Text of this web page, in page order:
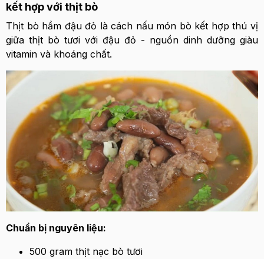
kết hợp với thịt bò
Thịt bò hầm đậu đỏ là cách nấu món bò kết hợp thú vị
giữa thịt bò tươi với đậu đỏ - nguồn dinh dưỡng giàu
vitamin và khoáng chất.
Chuẩn bị nguyên liệu:
500 gram thịt nạc bò tươi